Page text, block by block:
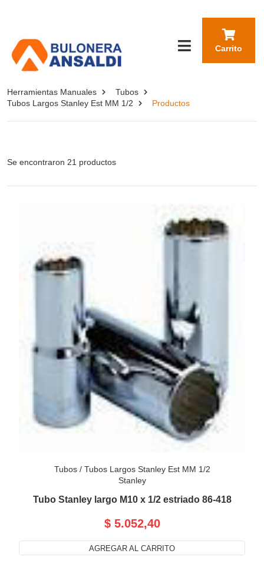
Carrito
Herramientas Manuales
Tubos
Tubos Largos Stanley Est MM 1/2
Productos
Se encontraron 21 productos
Tubos/ Tubos Largos Stanley Est MM 1/2
Stanley
Tubo Stanley largo M10 x 1/2 estriado 86-418
$ 5.052,40
AGREGAR AL CARRITO